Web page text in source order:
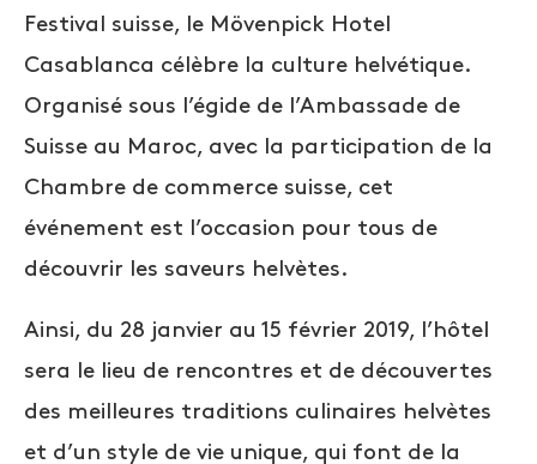
Festival suisse, le Mövenpick Hotel
Casablanca célèbre la culture helvétique.
Organisé sous l’égide de l’Ambassade de
Suisse au Maroc, avec la participation de la
Chambre de commerce suisse, cet
événement est l’occasion pour tous de
découvrir les saveurs helvètes.
Ainsi, du 28 janvier au 15 février 2019, l’hôtel
sera le lieu de rencontres et de découvertes
des meilleures traditions culinaires helvètes
et d’un style de vie unique, qui font de la